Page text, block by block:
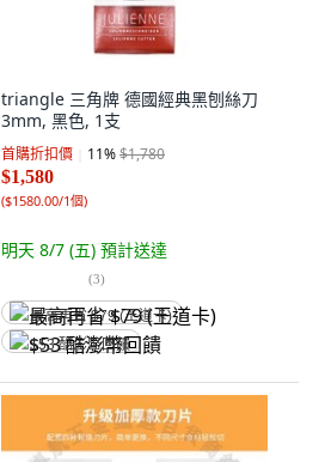
triangle 三角牌 德國經典黑刨絲刀
3mm, 黑色, 1支
首購折扣價 11%$1,780
$1,580
($1580.00/1個)
明天 8/7 (五) 預計送達
(3)
最高再省 $79 (王道卡)
$53 酷澎幣回饋